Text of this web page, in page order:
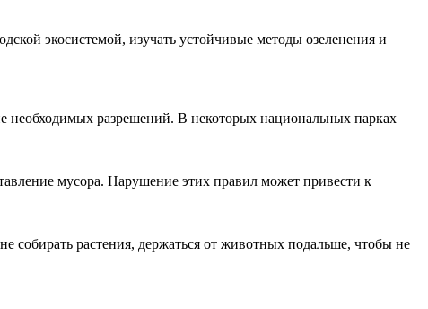
экосистемой, изучать устойчивые методы озеленения и
необходимых разрешений. В некоторых национальных парках
мусора. Нарушение этих правил может привести к
собирать растения, держаться от животных подальше, чтобы не